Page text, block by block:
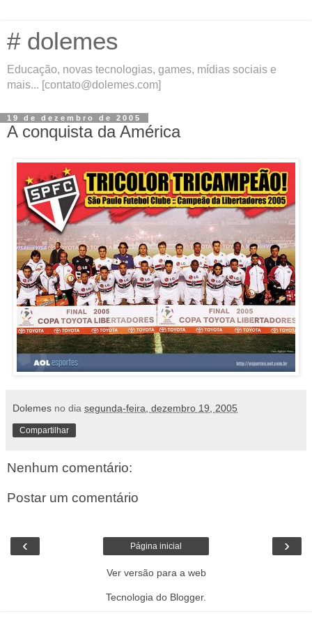
# dolemes
Educação, novas tecnologias, games, mídias sociais e
mais... [contato@dolemes.com]
19 de dezembro de 2005
A conquista da América
Dolemes no dia segunda-feira, dezembro 19, 2005
Compartilhar
Nenhum comentário:
Postar um comentário
‹ ›
Página inicial
Ver versão para a web
Tecnologia do Blogger.